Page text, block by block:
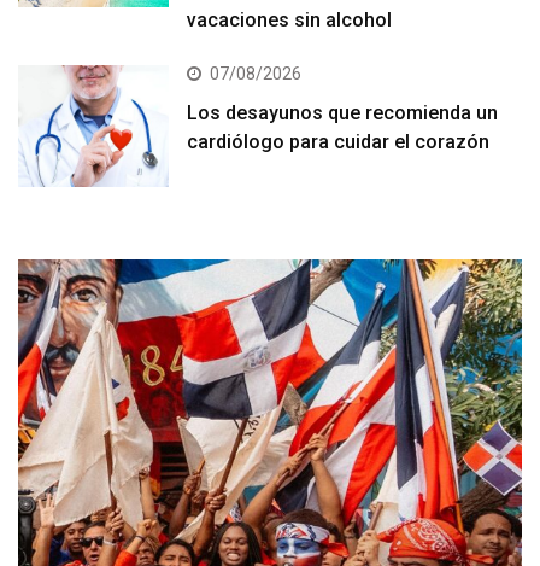
vacaciones sin alcohol
07/08/2026
Los desayunos que recomienda un
cardiólogo para cuidar el corazón